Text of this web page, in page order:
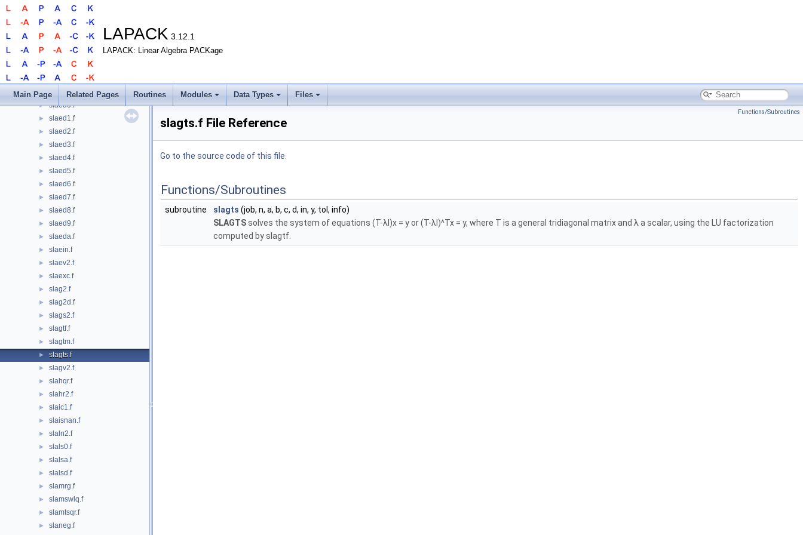
LAPACK 3.12.1
LAPACK: Linear Algebra PACKage
Main Page Related Pages Routines Modules Data Types Files
► slabrd.f
► slacn2.f
► slacon.f
► slacpy.f
► sladiv.f
► slae2.f
► slaebz.f
► slaed0.f
► slaed1.f
► slaed2.f
► slaed3.f
► slaed4.f
► slaed5.f
► slaed6.f
► slaed7.f
► slaed8.f
► slaed9.f
► slaeda.f
► slaein.f
► slaev2.f
► slaexc.f
► slag2.f
► slag2d.f
► slags2.f
► slagtf.f
► slagtm.f
► slagts.f
► slagv2.f
► slahqr.f
► slahr2.f
► slaic1.f
► slaisnan.f
► slaln2.f
► slals0.f
► slalsa.f
► slalsd.f
► slamrg.f
► slamswlq.f
► slamtsqr.f
►
slaneg.f
Functions/Subroutines
slagts.f File Reference
Go to the source code of this file.
Functions/Subroutines
subroutine slagts (job, n, a, b, c, d, in, y, tol, info)
SLAGTSsolves the system of equations (T-λI)x = y or (T-λI)^Tx = y, where T is a general tridiagonal matrix and λ a scalar, using the LU factorization
computed by slagtf.